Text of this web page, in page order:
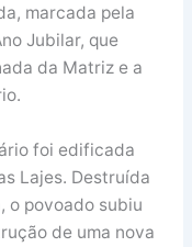
marcada pela
Jubilar, que
da Matriz e a
foi edificada
Lajes. Destruída
o povoado subiu
de uma nova